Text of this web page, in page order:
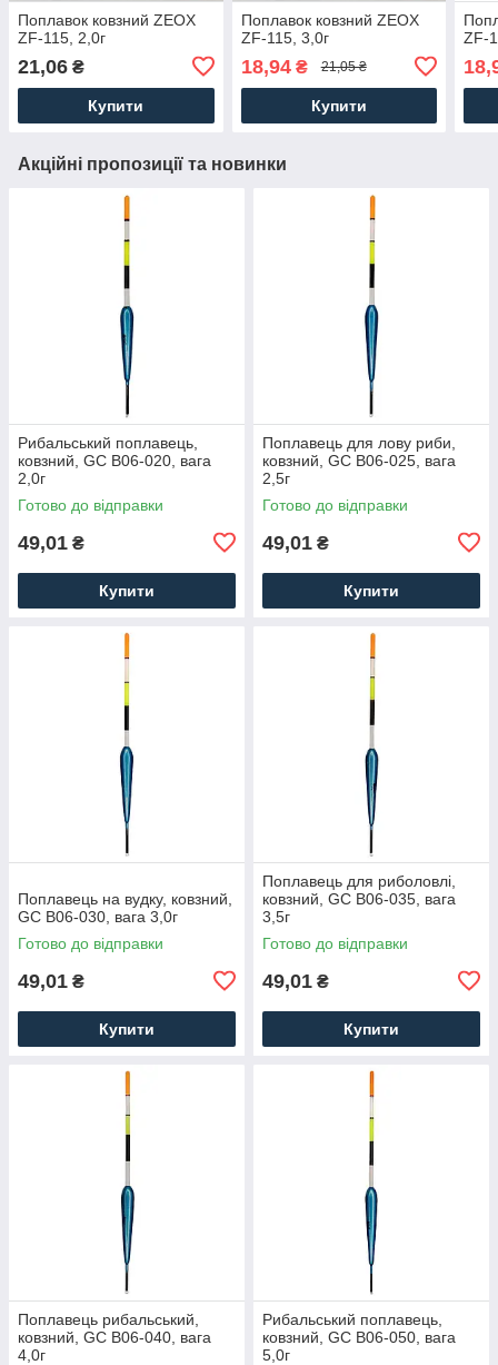
Поплавок ковзний ZEOX
ZF-115, 2,0г
21,06 ₴
Купити
Поплавок ковзний ZEOX
ZF-115, 3,0г
18,94₴ 21,05 ₴
Купити
ZF-
Акційні пропозиції та новинки
Рибальський поплавець,
ковзний, GC B06-020, вага
2,0г
Готово до відправки
49,01 ₴
Купити
Поплавець для лову риби,
ковзний, GC B06-025, вага
2,5г
Готово до відправки
49,01 ₴
Купити
Поплавець на вудку, ковзний,
GC B06-030, вага 3,0г
Готово до відправки
49,01 ₴
Купити
Поплавець для риболовлі,
ковзний, GC B06-035, вага
3,5г
Готово до відправки
49,01 ₴
Купити
Поплавець рибальський,
ковзний, GC B06-040, вага
4,0г
Рибальський поплавець,
ковзний, GC B06-050, вага
5,0г